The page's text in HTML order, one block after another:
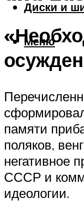
Диски и
Меню
памяти
поляков,
негативное
СССР и
идеологии.